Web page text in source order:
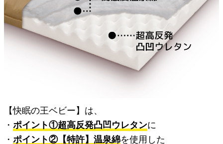
【快眠の王ベビー】は、
・ポイント①超高反発凸凹ウレタンに
・ポイント②【特許】温泉綿を使用した